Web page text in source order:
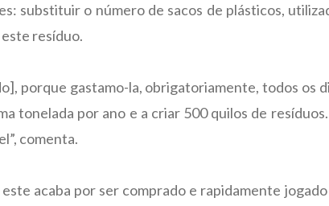
substituir o número de sacos de plásticos,
resíduo.
porque gastamo-la, obrigatoriamente, todos os
tonelada por ano e a criar 500 quilos de
comenta.
acaba por ser comprado e rapidamente